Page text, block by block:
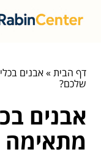
דף הבית»אבנים
שלכם?
אבנים
מתאימה